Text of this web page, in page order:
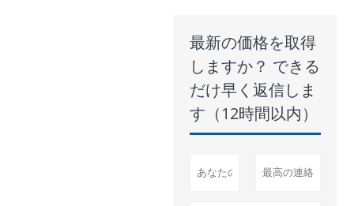
最新の価格を取得
しますか？ できる
だけ早く返信しま
す（12時間以内）